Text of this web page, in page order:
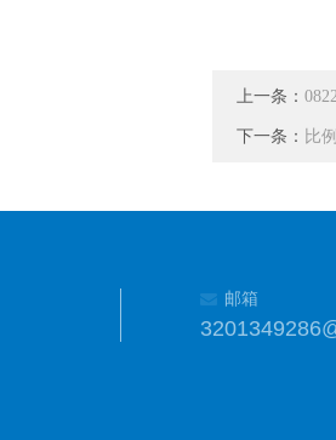
上一条：
下一条： 比
邮箱